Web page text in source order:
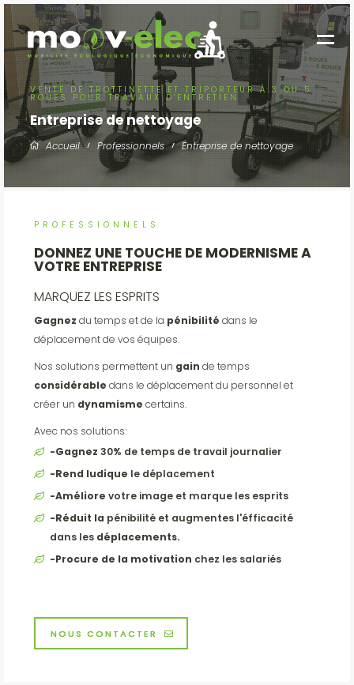
VENTE DE TROTTINETTE ET TRIPORTEUR À 3 OU 5
ROUES POUR TRAVAUX D'ENTRETIEN
Entreprise de nettoyage
Accueil Professionnels Entreprise de nettoyage
PROFESSIONNELS
DONNEZ UNE TOUCHE DE MODERNISME A
VOTRE ENTREPRISE
MARQUEZ LES ESPRITS
Gagnez du temps et de la pénibilité dans le
déplacement de vos équipes.
Nos solutions permettent un gain de temps
considérable dans le déplacement du personnel et
créer un dynamisme certains.
Avec nos solutions:
-Gagnez 30% de temps de travail journalier
-Rend ludique le déplacement
-Améliore votre image et marque les esprits
-Réduit la pénibilité et augmentes l'éfficacité
dans les déplacements.
-Procure de la motivation chez les salariés
NOUS CONTACTER